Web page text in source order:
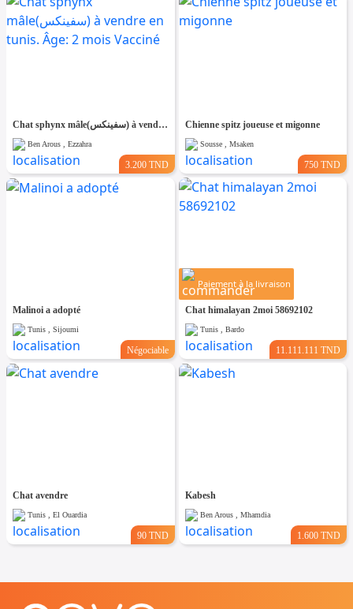
Chat sphynx mâle(سفينكس) à vendre en tunis. Âge: 2 mois Vacciné
Ben Arous , Ezzahra
3.200 TND
Chienne spitz joueuse et migonne
Sousse , Msaken
750 TND
Malinoi a adopté
Tunis , Sijoumi
Négociable
Paiement à la livraison
Chat himalayan 2moi 58692102
Tunis , Bardo
11.111.111 TND
Chat avendre
Tunis , El Ouardia
90 TND
Kabesh
Ben Arous , Mhamdia
1.600 TND